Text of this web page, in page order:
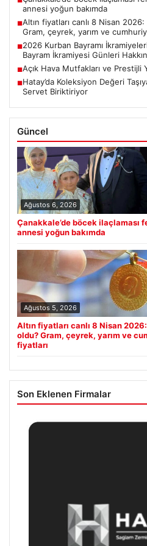
annesi yoğun bakımda
■Altın fiyatları canlı 8 Nisan
Gram, çeyrek, yarım ve
■2026 Kurban Bayramı
Bayram İkramiyesi Günleri
■Açık Hava Mutfakları ve Prestijli
■Hatay’da Koleksiyon Değeri
Servet Biriktiriyor
Güncel
Ağustos 6, 2026
Çanakkale’de böcek ilaçlaması
annesi yoğun bakımda
Ağustos 5, 2026
Altın fiyatları canlı 8 Nisan
oldu? Gram, çeyrek, yarım ve
fiyatları
Son Eklenen Firmalar